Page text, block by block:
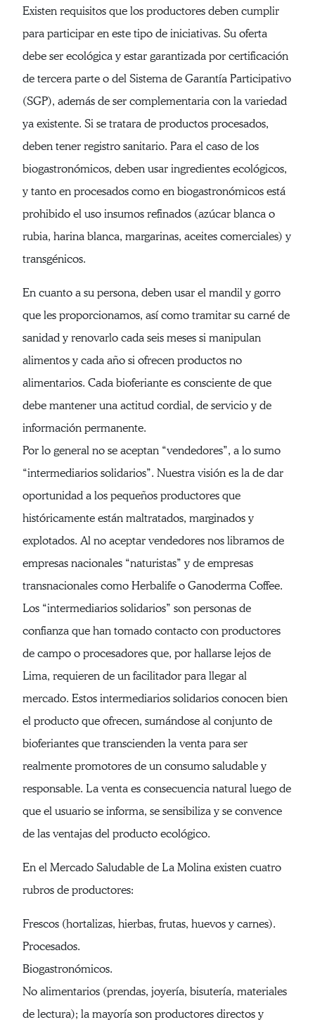
Existen requisitos que los productores deben cumplir
para participar en este tipo de iniciativas. Su oferta
debe ser ecológica y estar garantizada por certificación
de tercera parte o del Sistema de Garantía Participativo
(SGP), además de ser complementaria con la variedad
ya existente. Si se tratara de productos procesados,
deben tener registro sanitario. Para el caso de los
biogastronómicos, deben usar ingredientes ecológicos,
y tanto en procesados como en biogastronómicos está
prohibido el uso insumos refinados (azúcar blanca o
rubia, harina blanca, margarinas, aceites comerciales) y
transgénicos.
En cuanto a su persona, deben usar el mandil y gorro
que les proporcionamos, así como tramitar su carné de
sanidad y renovarlo cada seis meses si manipulan
alimentos y cada año si ofrecen productos no
alimentarios. Cada bioferiante es consciente de que
debe mantener una actitud cordial, de servicio y de
información permanente.
Por lo general no se aceptan “vendedores”, a lo sumo
“intermediarios solidarios”. Nuestra visión es la de dar
oportunidad a los pequeños productores que
históricamente están maltratados, marginados y
explotados. Al no aceptar vendedores nos libramos de
empresas nacionales “naturistas” y de empresas
transnacionales como Herbalife o Ganoderma Coffee.
Los “intermediarios solidarios” son personas de
confianza que han tomado contacto con productores
de campo o procesadores que, por hallarse lejos de
Lima, requieren de un facilitador para llegar al
mercado. Estos intermediarios solidarios conocen bien
el producto que ofrecen, sumándose al conjunto de
bioferiantes que transcienden la venta para ser
realmente promotores de un consumo saludable y
responsable. La venta es consecuencia natural luego de
que el usuario se informa, se sensibiliza y se convence
de las ventajas del producto ecológico.
En el Mercado Saludable de La Molina existen cuatro
rubros de productores:
Frescos (hortalizas, hierbas, frutas, huevos y carnes).
Procesados.
Biogastronómicos.
No alimentarios (prendas, joyería, bisutería, materiales
de lectura); la mayoría son productores directos y